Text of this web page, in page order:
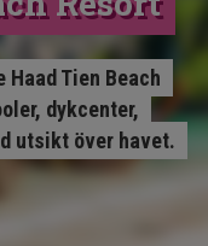
Haad Tien Beach
dykcenter,
utsikt över havet.